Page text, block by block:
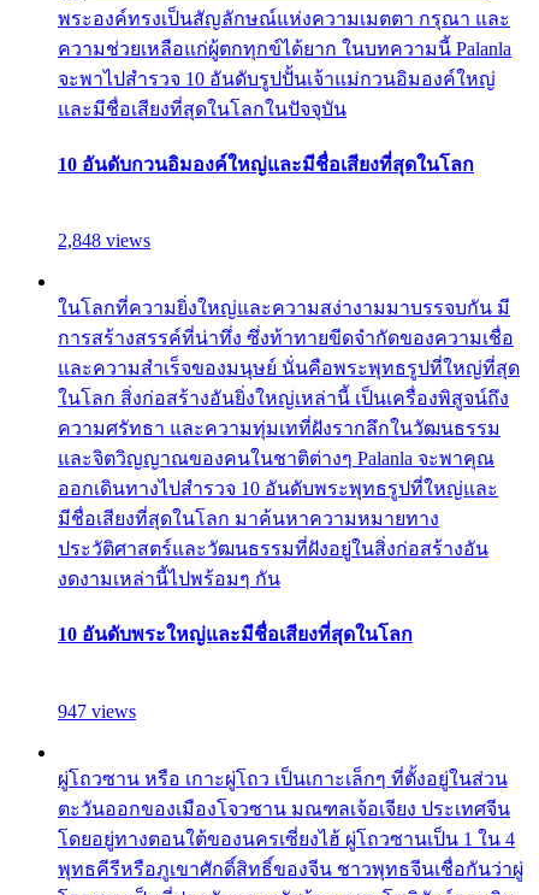
พระองค์ทรงเป็นสัญลักษณ์แห่งความเมตตา กรุณา และ
ความช่วยเหลือแก่ผู้ตกทุกข์ได้ยาก ในบทความนี้ Palanla
จะพาไปสำรวจ 10 อันดับรูปปั้นเจ้าแม่กวนอิมองค์ใหญ่
และมีชื่อเสียงที่สุดในโลกในปัจจุบัน
10 อันดับกวนอิมองค์ใหญ่และมีชื่อเสียงที่สุดในโลก
2,848 views
ในโลกที่ความยิ่งใหญ่และความสง่างามมาบรรจบกัน มี
การสร้างสรรค์ที่น่าทึ่ง ซึ่งท้าทายขีดจำกัดของความเชื่อ
และความสำเร็จของมนุษย์ นั่นคือพระพุทธรูปที่ใหญ่ที่สุด
ในโลก สิ่งก่อสร้างอันยิ่งใหญ่เหล่านี้ เป็นเครื่องพิสูจน์ถึง
ความศรัทธา และความทุ่มเทที่ฝังรากลึกในวัฒนธรรม
และจิตวิญญาณของคนในชาติต่างๆ Palanla จะพาคุณ
ออกเดินทางไปสำรวจ 10 อันดับพระพุทธรูปที่ใหญ่และ
มีชื่อเสียงที่สุดในโลก มาค้นหาความหมายทาง
ประวัติศาสตร์และวัฒนธรรมที่ฝังอยู่ในสิ่งก่อสร้างอัน
งดงามเหล่านี้ไปพร้อมๆ กัน
10 อันดับพระใหญ่และมีชื่อเสียงที่สุดในโลก
947 views
ผู่โถวซาน หรือ เกาะผู่โถว เป็นเกาะเล็กๆ ที่ตั้งอยู่ในส่วน
ตะวันออกของเมืองโจวซาน มณฑลเจ้อเจียง ประเทศจีน
โดยอยู่ทางตอนใต้ของนครเซี่ยงไฮ้ ผู่โถวซานเป็น 1 ใน 4
พุทธคีรีหรือภูเขาศักดิ์สิทธิ์ของจีน ชาวพุทธจีนเชื่อกันว่าผู่